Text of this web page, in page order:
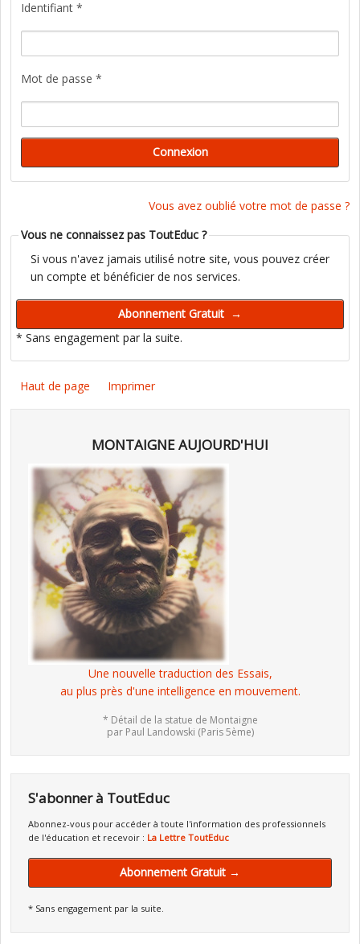
Identifiant *
Mot de passe *
Vous avez oublié votre mot de passe ?
Vous ne connaissez pas ToutEduc ?
Si vous n'avez jamais utilisé notre site, vous pouvez créer
un compte et bénéficier de nos services.
* Sans engagement par la suite.
Haut de page Imprimer
MONTAIGNE AUJOURD'HUI
Une nouvelle traduction des Essais,
au plus près d'une intelligence en mouvement.
* Détail de la statue de Montaigne
par Paul Landowski (Paris 5ème)
S'abonner à ToutEduc
Abonnez-vous pour accéder à toute l'information des professionnels
de l'éducation et recevoir : La Lettre ToutEduc
Abonnement Gratuit →
* Sans engagement par la suite.